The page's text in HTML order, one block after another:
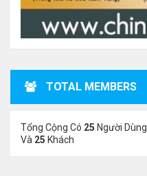
TOTAL MEMBERS
Tổng Cộng Có 25 Người
Và 25 Khách